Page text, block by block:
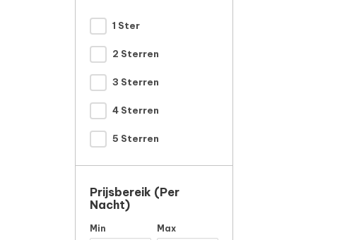
1 Ster
2 Sterren
3 Sterren
4 Sterren
5 Sterren
Prijsbereik (per
Nacht)
Min Max